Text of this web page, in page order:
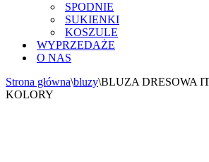
SPODNIE
SUKIENKI
KOSZULE
WYPRZEDAŻE
O NAS
Strona główna\bluzy\BLUZA DRESOWA
KOLORY